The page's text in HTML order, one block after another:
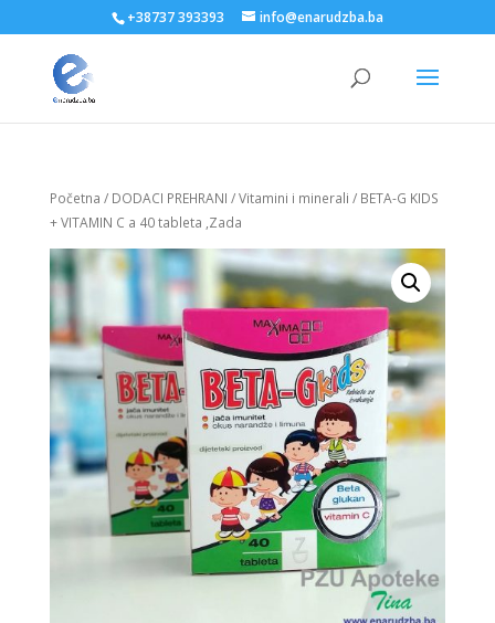
+38737 393393 info@enarudzba.ba
Početna / DODACI PREHRANI /Vitamini i minerali / BETA-G KIDS
+ VITAMIN C a 40 tableta ,Zada